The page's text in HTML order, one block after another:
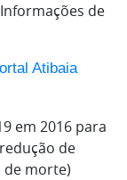
de
Atibaia
em 2016 para
de
de morte)